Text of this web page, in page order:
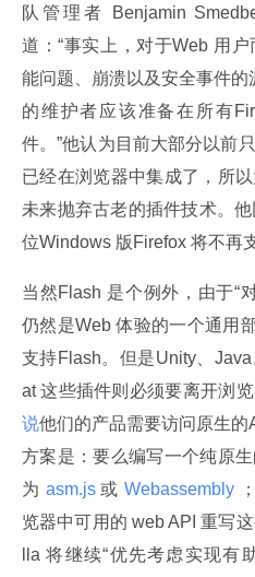
队管理者 Benjamin
道：“事实上，对于Web 用
能问题、崩溃以及安全事件
的维护者应该准备在所有
件。”他认为目前大部分以前
已经在浏览器中集成了，所
未来抛弃古老的插件技术。
位Windows 版Firefox 将不再
当然Flash 是个例外，由于“
仍然是Web 体验的一个通用
支持Flash。但是Unity、
at 这些插件则必须要离开浏
说他们的产品需要访问原生
方案是：要么编写一个纯原
为 asm.js 或 Webassembly
览器中可用的 web API 重写
lla 将继续“优先考虑实现有